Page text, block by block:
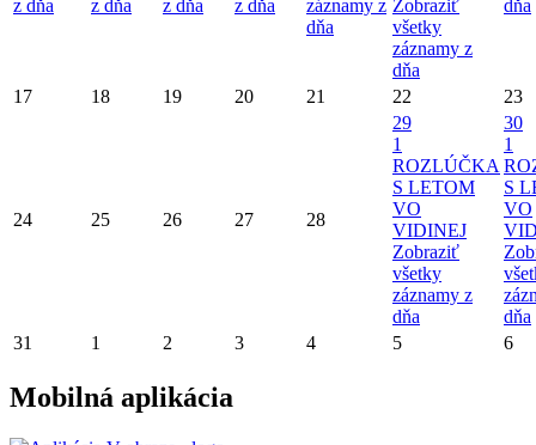
z dňa
z dňa
z dňa
z dňa
záznamy z
dňa
Zobraziť
všetky
záznamy z
dňa
dňa
17 18 19 20 21 22 23
24 25 26 27 28
29
1
ROZLÚČKA
S LETOM
VO
VIDINEJ
Zobraziť
všetky
záznamy z
dňa
30
1
S
VO
dňa
31
1 2 3 4 5 6
Mobilná aplikácia